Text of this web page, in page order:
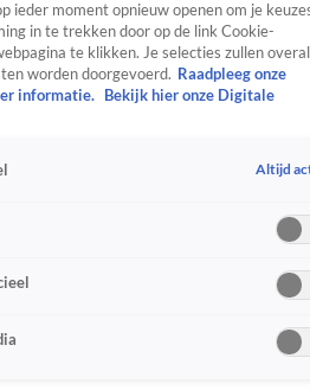
RealityCrimeVideo's
ieder moment opnieuw openen om je
in te trekken door op de link Cookie-
te klikken. Je selecties zullen overal
worden doorgevoerd. Raadpleeg onze
informatie.
Bekijk hier onze Digitale
Altijd